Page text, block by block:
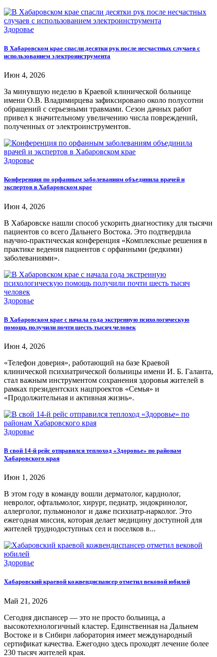
Здоровье
В Хабаровском крае спасли десятки рук после несчастных случаев с
использованием электроинструмента
Июн 4, 2026
За минувшую неделю в Краевой клинической больнице
имени О.В. Владимирцева зафиксировано около полусотни
обращений с серьезными травмами. Сезон дачных работ
привел к значительному увеличению числа повреждений,
полученных от электроинструментов.
Здоровье
Конференция по орфанным заболеваниям объединила врачей и
экспертов в Хабаровском крае
Июн 4, 2026
В Хабаровске нашли способ ускорить диагностику для тысячи
пациентов со всего Дальнего Востока. Это подтвердила
научно-практическая конференция «Комплексные решения в
практике ведения пациентов с орфанными (редкими)
заболеваниями».
Здоровье
В Хабаровском крае с начала года экстренную психологическую
помощь получили почти шесть тысяч человек
Июн 4, 2026
«Телефон доверия», работающий на базе Краевой
клинической психиатрической больницы имени И. Б. Галанта,
стал важным инструментом сохранения здоровья жителей в
рамках президентских нацпроектов «Семья» и
«Продолжительная и активная жизнь».
Здоровье
В свой 14-й рейс отправился теплоход «Здоровье» по районам
Хабаровского края
Июн 1, 2026
В этом году в команду вошли дерматолог, кардиолог,
невролог, офтальмолог, хирург, педиатр, эндокринолог,
аллерголог, пульмонолог и даже психиатр-нарколог. Это
ежегодная миссия, которая делает медицину доступной для
жителей труднодоступных сел и поселков в...
Здоровье
Хабаровский краевой кожвендиспансер отметил вековой юбилей
Май 21, 2026
Сегодня диспансер — это не просто больница, а
высокотехнологичный кластер. Единственная на Дальнем
Востоке и в Сибири лаборатория имеет международный
сертификат качества. Ежегодно здесь проходят лечение более
230 тысяч жителей края.